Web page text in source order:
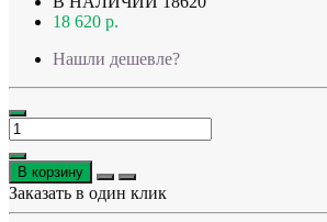
18 620 р.
Нашли дешевле?
В корзину
Заказать в один клик